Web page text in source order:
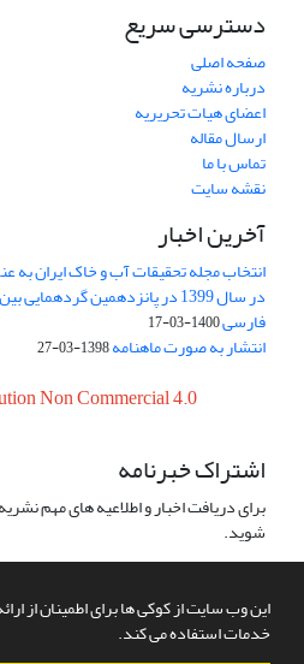
این وب سایت از کوکی ها برای اطمینان از
خدمات استفاده می کند.
دسترسی سریع
صفحه اصلی
درباره نشریه
اعضای هیات تحریریه
ارسال مقاله
تماس با ما
نقشه سایت
آخرین اخبار
انتخاب مجله تحقیقات آب و خاک ایران به
در سال 1399 در پانزدهمین
فارسی1400-03-17
انتشار به صورت ماهنامه1398-03-27
Non Commercial 4.0
اشتراک خبرنامه
برای دریافت اخبار و اطلاعیه های مهم
شوید.